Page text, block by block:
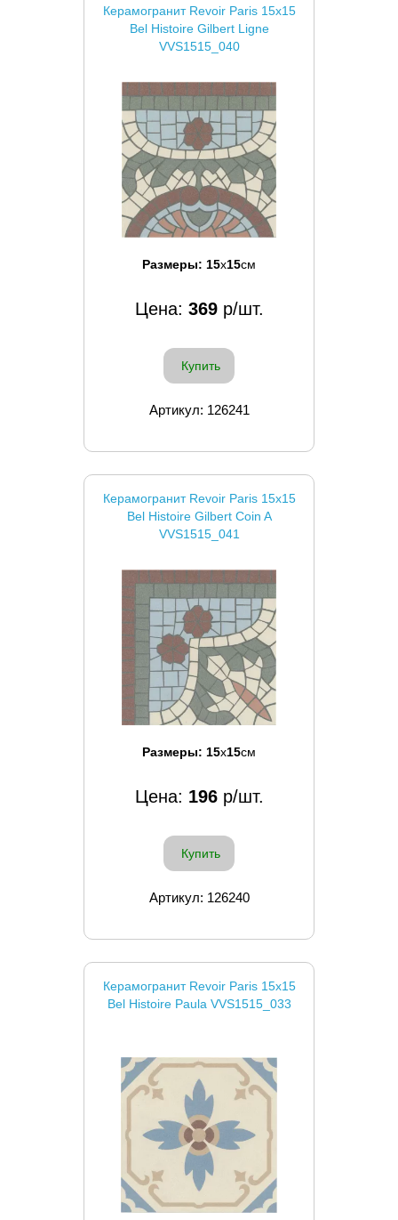
Керамогранит Revoir Paris 15x15
Bel Histoire Gilbert Ligne
VVS1515_040
Размеры: 15x15см
Цена: 369р/шт.
Купить
Артикул: 126241
Керамогранит Revoir Paris 15x15
Bel Histoire Gilbert Coin A
VVS1515_041
Размеры: 15x15см
Цена: 196р/шт.
Купить
Артикул: 126240
Керамогранит Revoir Paris 15x15
Bel Histoire Paula VVS1515_033